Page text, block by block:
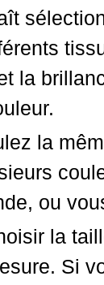
la
la
ou
la
Si